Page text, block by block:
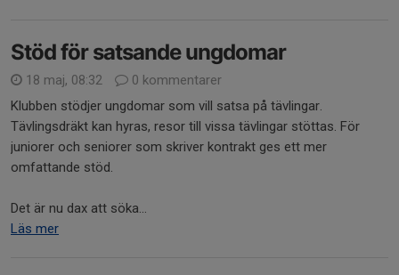
Stöd för satsande ungdomar
18 maj, 08:32
0 kommentarer
Klubben stödjer ungdomar som vill satsa på tävlingar.
Tävlingsdräkt kan hyras, resor till vissa tävlingar stöttas. För
juniorer och seniorer som skriver kontrakt ges ett mer
omfattande stöd.
Det är nu dax att söka...
Läs mer